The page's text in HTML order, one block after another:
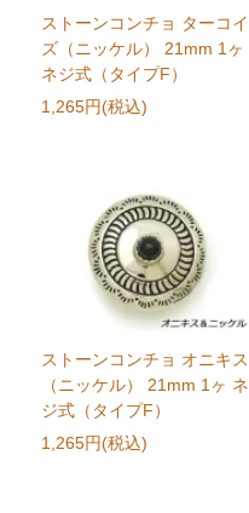
ストーンコンチョ ターコイ
ズ（ニッケル） 21mm 1ヶ
ネジ式（タイプF）
1,265円(税込)
ストーンコンチョ オニキス
（ニッケル） 21mm 1ヶ ネ
ジ式（タイプF）
1,265円(税込)